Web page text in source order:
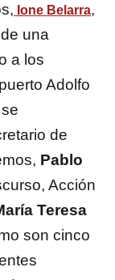
Ione Belarra,
una
a los
Adolfo
de
Pablo
Acción
Teresa
son cinco